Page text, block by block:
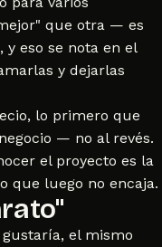
que otra — es
eso se nota en el
y dejarlas
lo primero que
— no al revés.
el proyecto es la
que luego no encaja.
el mismo